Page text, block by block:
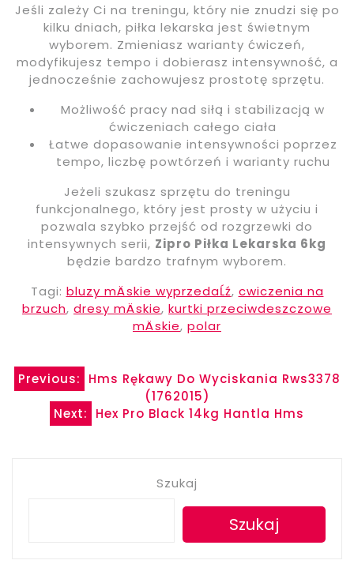
Jeśli zależy Ci na treningu, który nie znudzi się po
kilku dniach, piłka lekarska jest świetnym
wyborem. Zmieniasz warianty ćwiczeń,
modyfikujesz tempo i dobierasz intensywność, a
jednocześnie zachowujesz prostotę sprzętu.
Możliwość pracy nad siłą i stabilizacją w
ćwiczeniach całego ciała
Łatwe dopasowanie intensywności poprzez
tempo, liczbę powtórzeń i warianty ruchu
Jeżeli szukasz sprzętu do treningu
funkcjonalnego, który jest prosty w użyciu i
pozwala szybko przejść od rozgrzewki do
intensywnych serii, Zipro Piłka Lekarska 6kg
będzie bardzo trafnym wyborem.
Tagi: bluzy mÄskie wyprzedaĹź, cwiczenia na
brzuch, dresy mÄskie, kurtki przeciwdeszczowe
mÄskie, polar
Nawigacja
wpisu
Previous:
Hms Rękawy Do Wyciskania Rws3378
(1762015)
Next:
Hex Pro Black 14kg Hantla Hms
Szukaj
Szukaj